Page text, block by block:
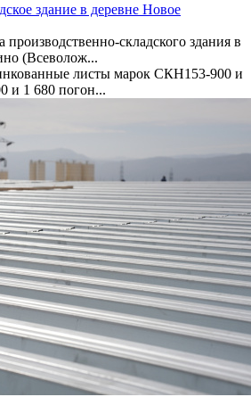
здание в деревне Новое
производственно-складского здания в
(Всеволож...
листы марок СКН153-900 и
и 1 680 погон...